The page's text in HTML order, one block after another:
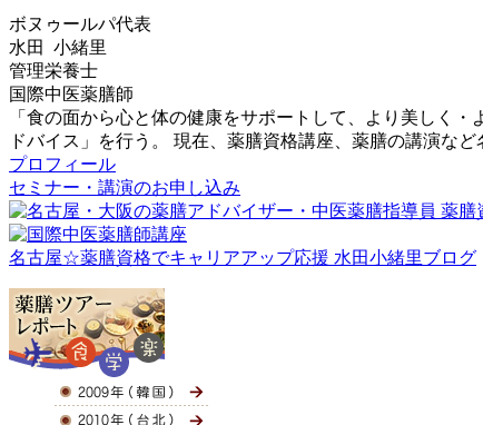
ボヌゥールパ代表
水田 小緒里
管理栄養士
国際中医薬膳師
「食の面から心と体の健康をサポートして、より美しく
ドバイス」を行う。 現在、薬膳資格講座、薬膳の講演な
プロフィール
セミナー・講演のお申し込み
名古屋☆薬膳資格でキャリアアップ応援 水田小緒里ブログ